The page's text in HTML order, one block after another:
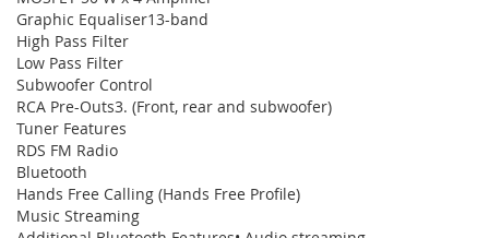
Graphic Equaliser13-band
High Pass Filter
Low Pass Filter
Subwoofer Control
RCA Pre-Outs3. (Front, rear and subwoofer)
Tuner Features
RDS FM Radio
Bluetooth
Hands Free Calling (Hands Free Profile)
Music Streaming